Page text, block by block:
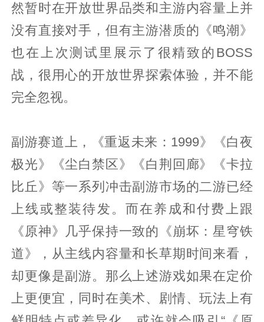
然暂时在开放世界品类和主游内容量上并
没有直接对手，但有主游潜质的《鸣潮》
也在上次测试里展示了很精致的BOSS
战，很用心的开放世界探索体验，并不能
完全忽视。
副游赛道上，《重返未来：1999》《白夜
极光》《尘白禁区》《白荆回廊》《卡拉
比丘》等一系列冲击副游市场的二游已经
上线或整装待发。而在养成和付费上跟
《原神》几乎保持一致的《崩坏：星穹铁
道》，从主线内容量和长草期时间来看，
却更像是副游。那么上述游戏如果在定价
上更便宜，同时在美术、剧情、玩法上有